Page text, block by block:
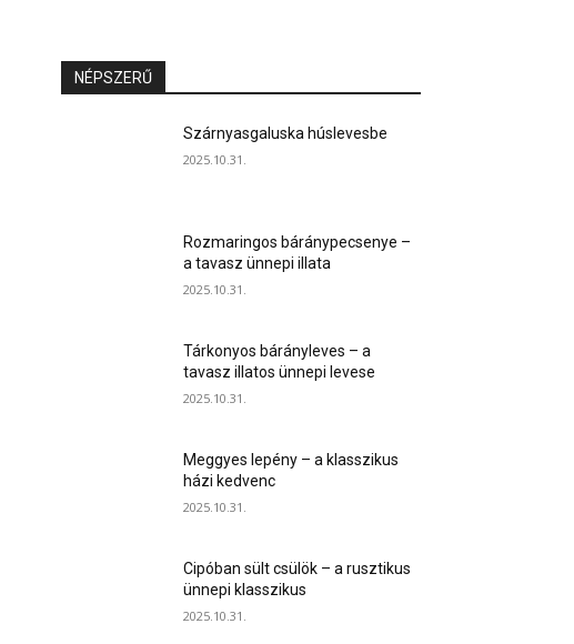
NÉPSZERŰ
Szárnyasgaluska húslevesbe
2025.10.31.
Rozmaringos báránypecsenye –
a tavasz ünnepi illata
2025.10.31.
Tárkonyos bárányleves – a
tavasz illatos ünnepi levese
2025.10.31.
Meggyes lepény – a klasszikus
házi kedvenc
2025.10.31.
Cipóban sült csülök – a rusztikus
ünnepi klasszikus
2025.10.31.